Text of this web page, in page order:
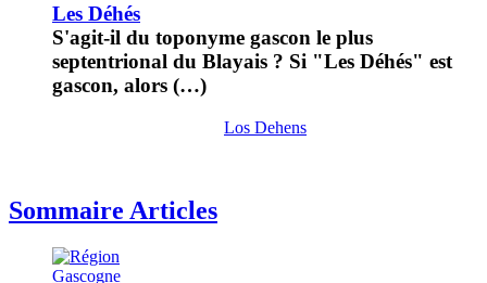
Les Déhés
S'agit-il du toponyme gascon le plus
septentrional du Blayais ? Si "Les Déhés" est
gascon, alors (…)
Los Dehens
Sommaire Articles